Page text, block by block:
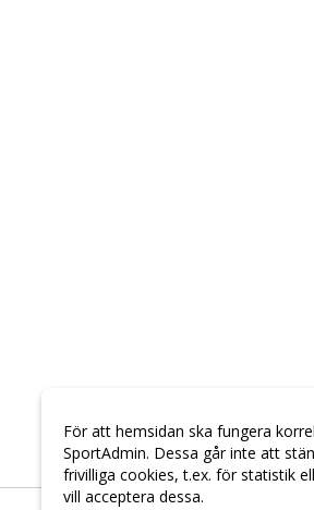
För att hemsidan ska fungera
SportAdmin. Dessa går inte att
frivilliga cookies, t.ex. för statistik
vill acceptera dessa.